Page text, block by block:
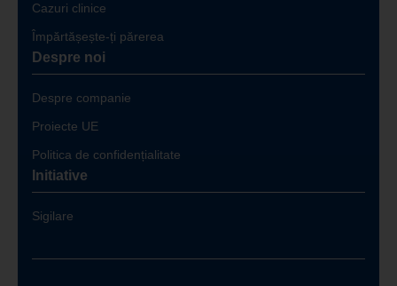
Cazuri clinice
Împărtășește-ți părerea
Despre noi
Despre companie
Proiecte UE
Politica de confidențialitate
Initiative
Sigilare